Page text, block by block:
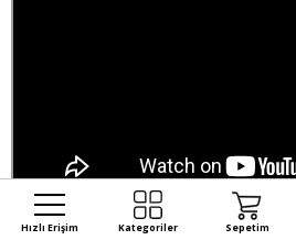
Hızlı Erişim Kategoriler Sepetim